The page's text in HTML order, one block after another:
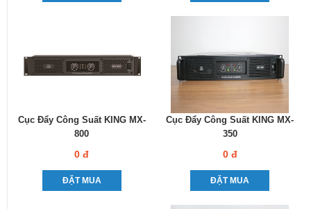
Cục Đẩy Công Suất KING MX-
800
0 đ
ĐẶT MUA
Cục Đẩy Công Suất KING MX-
350
0 đ
ĐẶT MUA